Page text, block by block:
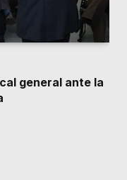
general ante la